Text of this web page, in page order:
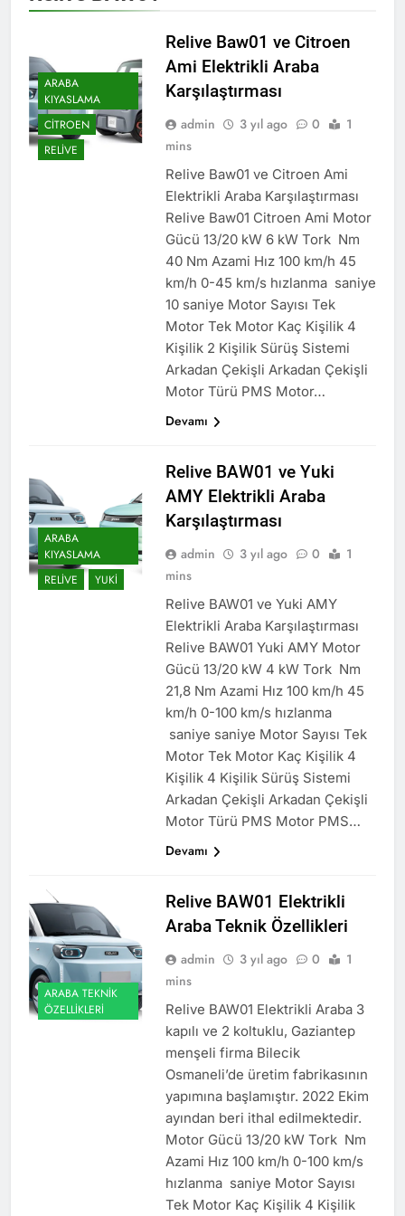
ARABA
KIYASLAMA
CITROEN
RELIVE
Relive Baw01 ve Citroen
Ami Elektrikli Araba
Karşılaştırması
admin 3 yıl ago 0
1
mins
Relive Baw01 ve Citroen Ami
Elektrikli Araba Karşılaştırması
Relive Baw01 Citroen Ami Motor
Gücü 13/20 kW 6 kW Tork Nm
40 Nm Azami Hız 100 km/h 45
km/h 0-45 km/s hızlanma saniye
10 saniye Motor Sayısı Tek
Motor Tek Motor Kaç Kişilik 4
Kişilik 2 Kişilik Sürüş Sistemi
Arkadan Çekişli Arkadan Çekişli
Motor Türü PMS Motor…
Devamı
ARABA
KIYASLAMA
RELIVE
YUKI
Relive BAW01 ve Yuki
AMY Elektrikli Araba
Karşılaştırması
admin 3 yıl ago 0
1
mins
Relive BAW01 ve Yuki AMY
Elektrikli Araba Karşılaştırması
Relive BAW01 Yuki AMY Motor
Gücü 13/20 kW 4 kW Tork Nm
21,8 Nm Azami Hız 100 km/h 45
km/h 0-100 km/s hızlanma
saniye saniye Motor Sayısı Tek
Motor Tek Motor Kaç Kişilik 4
Kişilik 4 Kişilik Sürüş Sistemi
Arkadan Çekişli Arkadan Çekişli
Motor Türü PMS Motor PMS…
Devamı
ARABA TEKNIK
ÖZELLIKLERI
Relive BAW01 Elektrikli
Araba Teknik Özellikleri
admin 3 yıl ago 0
1
mins
Relive BAW01 Elektrikli Araba 3
kapılı ve 2 koltuklu, Gaziantep
menşeli firma Bilecik
Osmaneli’de üretim fabrikasının
yapımına başlamıştır. 2022 Ekim
ayından beri ithal edilmektedir.
Motor Gücü 13/20 kW Tork Nm
Azami Hız 100 km/h 0-100 km/s
hızlanma saniye Motor Sayısı
Tek Motor Kaç Kişilik 4 Kişilik